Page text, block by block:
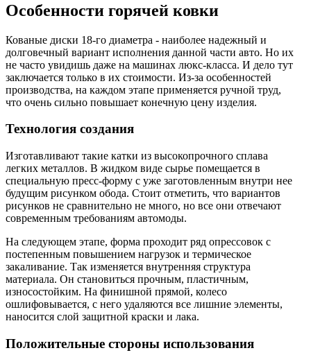
Особенности горячей ковки
Кованые диски 18-го диаметра - наиболее надежный и
долговечный вариант исполнения данной части авто. Но их
не часто увидишь даже на машинах люкс-класса. И дело тут
заключается только в их стоимости. Из-за особенностей
производства, на каждом этапе применяется ручной труд,
что очень сильно повышает конечную цену изделия.
Технология создания
Изготавливают такие катки из высокопрочного сплава
легких металлов. В жидком виде сырье помещается в
специальную пресс-форму с уже заготовленным внутри нее
будущим рисунком обода. Стоит отметить, что вариантов
рисунков не сравнительно не много, но все они отвечают
современным требованиям автомоды.
На следующем этапе, форма проходит ряд опрессовок с
постепенным повышением нагрузок и термическое
закаливание. Так изменяется внутренняя структура
материала. Он становиться прочным, пластичным,
износостойким. На финишной прямой, колесо
ошлифовывается, с него удаляются все лишние элементы,
наносится слой защитной краски и лака.
Положительные стороны использования